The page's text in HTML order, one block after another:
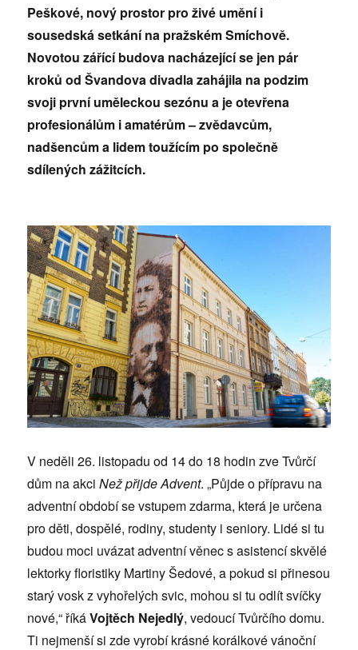
Peškové, nový prostor pro živé umění i
sousedská setkání na pražském Smíchově.
Novotou zářící budova nacházející se jen pár
kroků od Švandova divadla zahájila na podzim
svoji první uměleckou sezónu a je otevřena
profesionálům i amatérům – zvědavcům,
nadšencům a lidem toužícím po společně
sdílených zážitcích.
V neděli 26. listopadu od 14 do 18 hodin zve Tvůrčí
dům na akciNež přijde Advent. „Půjde o přípravu na
adventní období se vstupem zdarma, která je určena
pro děti, dospělé, rodiny, studenty i seniory. Lidé si tu
budou moci uvázat adventní věnec s asistencí skvělé
lektorky floristiky Martiny Šedové, a pokud si přinesou
starý vosk z vyhořelých svic, mohou si tu odlít svíčky
nové,“ říkáVojtěch Nejedlý, vedoucí Tvůrčího domu.
Ti nejmenší si zde vyrobí krásné korálkové vánoční